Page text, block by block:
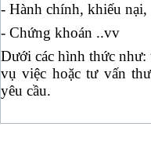
- Hành chính, khiếu nại,
- Chứng khoán ..vv
Dưới các hình thức như:
vụ việc hoặc tư vấn
yêu cầu.